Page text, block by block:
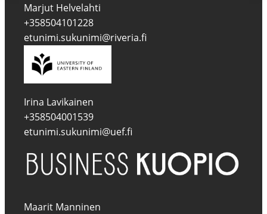
Marjut Helvelahti
+358504101228
etunimi.sukunimi@riveria.fi
Irina Lavikainen
+358504001539
etunimi.sukunimi@uef.fi
Maarit Manninen